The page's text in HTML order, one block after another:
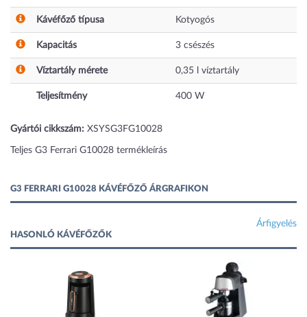
Kávéfőző típusa Kotyogós
Kapacitás 3 csészés
Víztartály mérete 0,35 l víztartály
Teljesítmény 400 W
Gyártói cikkszám: XSYSG3FG10028
Teljes G3 Ferrari G10028 termékleírás
G3 FERRARI G10028 KÁVÉFŐZŐ ÁRGRAFIKON
Árfigyelés
HASONLÓ KÁVÉFŐZŐK